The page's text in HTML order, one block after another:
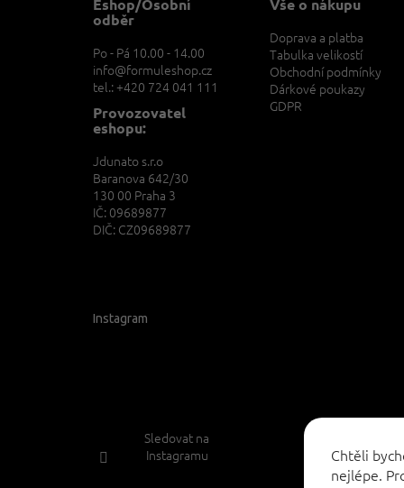
Chtěli
nejlépe.
odběr
Po - Pá 10.00 - 14.00
info@formuleshop.cz
tel.: +420 724 041 111
Provozovatel
eshopu:
Jdunato s.r.o
Baranova 642/30
130 00 Praha 3
IČ: 09689877
DIČ: CZ09689877
Doprava a platba
Tabulka velikostí
Obchodní podmínky
Dárkové poukazy
GDPR
Instagram
Sledovat na
Instagramu